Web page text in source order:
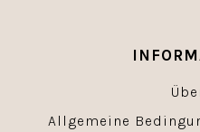
Allgemeine